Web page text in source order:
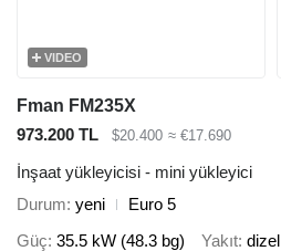
VIDEO
Fman FM235X
973.200 TL
$20.400 ≈ €17.690
İnşaat yükleyicisi - mini yükleyici
Durum yeni
Euro 5
Güç 35.5 kW (48.3 bg) Yakıt dizel